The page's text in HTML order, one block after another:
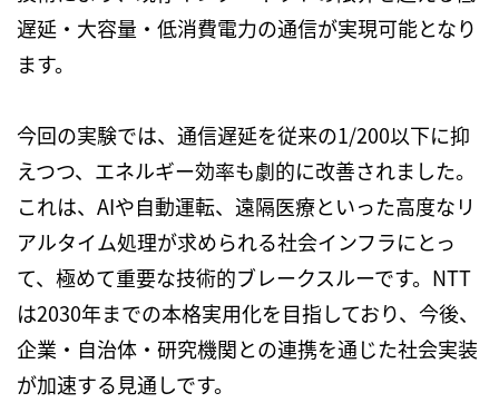
遅延・大容量・低消費電力の通信が実現可能となり
ます。
今回の実験では、通信遅延を従来の1/200以下に抑
えつつ、エネルギー効率も劇的に改善されました。
これは、 AIや自動運転、遠隔医療といった高度なリ
アルタイム処理が求められる社会インフラにとっ
て、極めて重要な技術的ブレークスルーです。 NTT
は2030年までの本格実用化を目指しており、今後、
企業・自治体・研究機関との連携を通じた社会実装
が加速する見通しです。